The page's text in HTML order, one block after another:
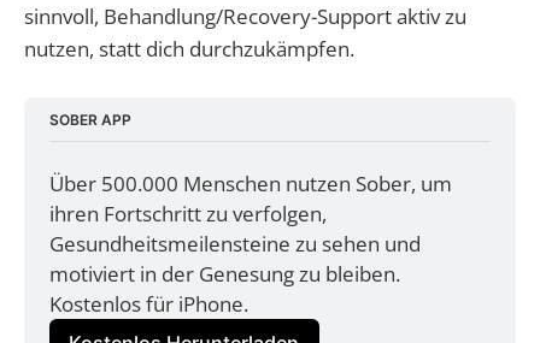
sinnvoll, Behandlung/Recovery-Support aktiv zu
nutzen, statt dich durchzukämpfen.
SOBER APP
Über 500.000 Menschen nutzen Sober, um
ihren Fortschritt zu verfolgen,
Gesundheitsmeilensteine zu sehen und
motiviert in der Genesung zu bleiben.
Kostenlos für iPhone.